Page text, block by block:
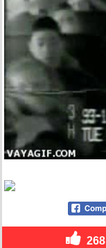
268